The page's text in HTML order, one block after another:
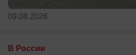
09.08.2026
В России